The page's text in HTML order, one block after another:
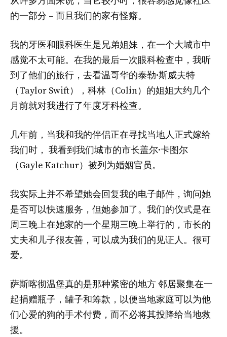
的一部分 – 而且我们的家有怪癖。
我的牙医和眼科医生是兄弟姐妹，在一个大城市中
感觉不太可能。在我的最后一次眼科检查中，我听
到了他们的旅行，去看温哥华的泰勒·斯威夫特
（Taylor Swift），科林（Colin）的姐姐大约几个
月前就对我进行了年度牙科检查。
几年前，当我和我的伴侣正在寻找当地人正式嫁给
我们时， 我看到我们城市的市长盖尔·卡图尔
（Gayle Katchur）被列为婚姻官员。
我实际上并不希望她会回复我的电子邮件，询问她
是否可以快速服务，但她参加了。我们的仪式是在
周三晚上在她家的一个星期三晚上举行的，市长的
丈夫和儿子很友善，可以成为我们的见证人。很可
爱。
萨斯喀彻温堡真的是那种紧密的地方邻居聚集在一
起捐赠瓶子，罐子和筹款，以便当地家庭可以为他
们心爱的狗的手术付费，而不必将其投降给当地救
援。